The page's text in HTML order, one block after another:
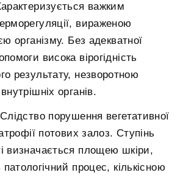
важким
вираженою
організму. Без адекватної
висока вірогідність
результату, незворотною
органів.
порушення вегетативної
потових залоз. Ступінь
визначається площею шкіри,
процес, кількісною